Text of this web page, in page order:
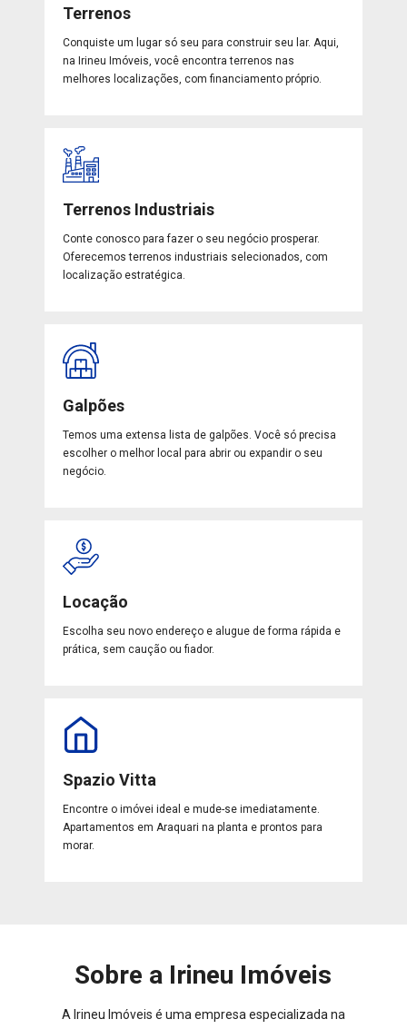
Terrenos
Conquiste um lugar só seu para construir seu lar. Aqui,
na Irineu Imóveis, você encontra terrenos nas
melhores localizações, com financiamento próprio.
Terrenos Industriais
Conte conosco para fazer o seu negócio prosperar.
Oferecemos terrenos industriais selecionados, com
localização estratégica.
Galpões
Temos uma extensa lista de galpões. Você só precisa
escolher o melhor local para abrir ou expandir o seu
negócio.
Locação
Escolha seu novo endereço e alugue de forma rápida e
prática, sem caução ou fiador.
Spazio Vitta
Encontre o imóvei ideal e mude-se imediatamente.
Apartamentos em Araquari na planta e prontos para
morar.
Sobre a Irineu Imóveis
A Irineu Imóveis é uma empresa especializada na